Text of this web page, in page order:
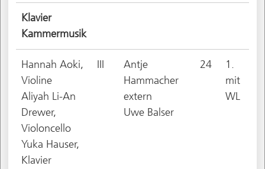
Klavier
Kammermusik
Hannah Aoki,
Violine
Aliyah Li-An
Drewer,
Violoncello
Yuka Hauser,
Klavier
III
Antje
Hammacher
extern
Uwe Balser
24
1.
mit
WL